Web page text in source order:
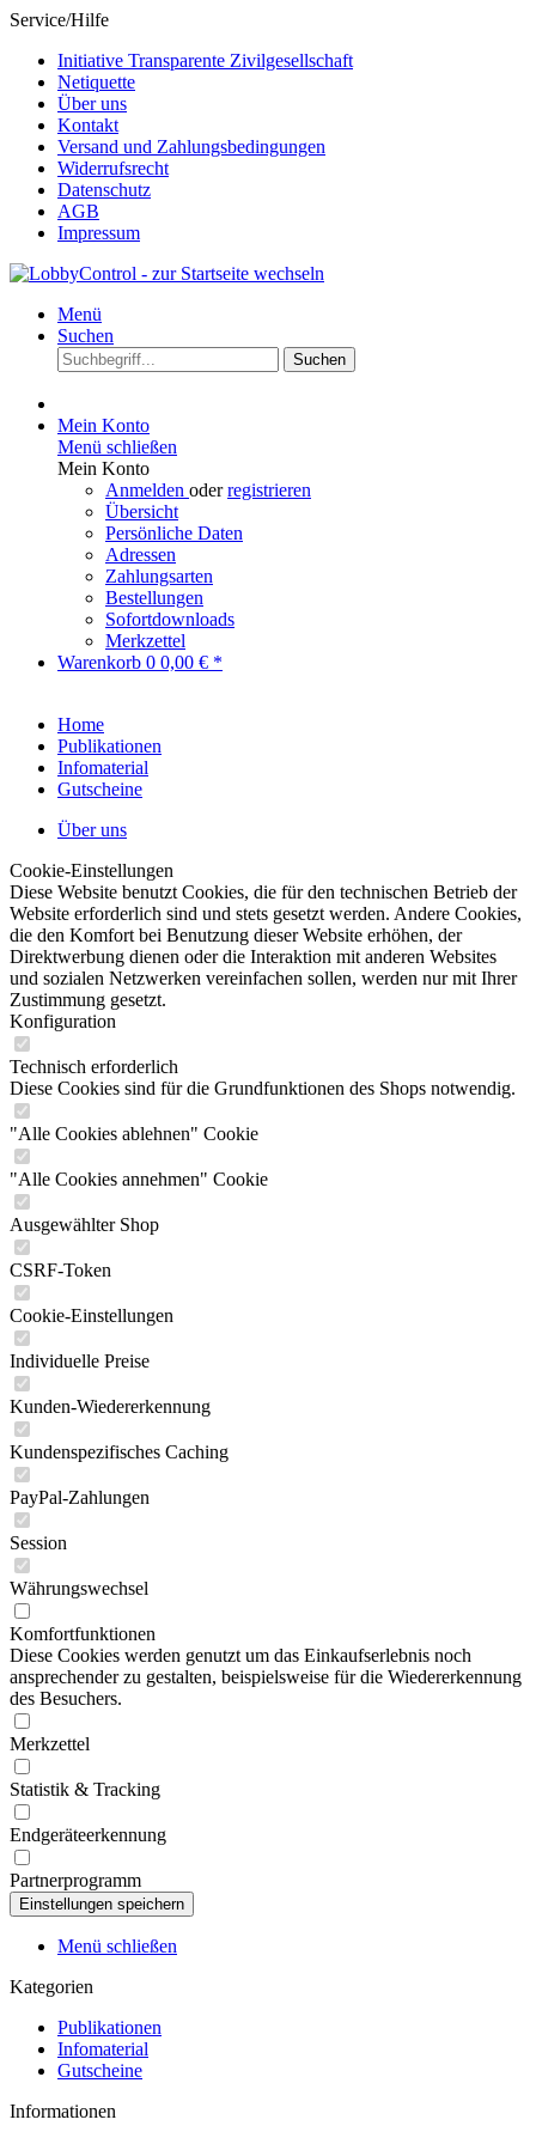
Service/Hilfe
Initiative Transparente Zivilgesellschaft
Netiquette
Über uns
Kontakt
Versand und Zahlungsbedingungen
Widerrufsrecht
Datenschutz
AGB
Impressum
Menü
Suchen
Suchen
Mein Konto
Menü schließen
Mein Konto
Anmelden oderregistrieren
Übersicht
Persönliche Daten
Adressen
Zahlungsarten
Bestellungen
Sofortdownloads
Merkzettel
Warenkorb 0 0,00 € *
Home
Publikationen
Infomaterial
Gutscheine
Über uns
Cookie-Einstellungen
Diese Website benutzt Cookies, die für den technischen Betrieb der
Website erforderlich sind und stets gesetzt werden. Andere Cookies,
die den Komfort bei Benutzung dieser Website erhöhen, der
Direktwerbung dienen oder die Interaktion mit anderen Websites
und sozialen Netzwerken vereinfachen sollen, werden nur mit Ihrer
Zustimmung gesetzt.
Konfiguration
Technisch erforderlich
Diese Cookies sind für die Grundfunktionen des Shops notwendig.
"Alle Cookies ablehnen" Cookie
"Alle Cookies annehmen" Cookie
Ausgewählter Shop
CSRF-Token
Cookie-Einstellungen
Individuelle Preise
Kunden-Wiedererkennung
Kundenspezifisches Caching
PayPal-Zahlungen
Session
Währungswechsel
Komfortfunktionen
Diese Cookies werden genutzt um das Einkaufserlebnis noch
ansprechender zu gestalten, beispielsweise für die Wiedererkennung
des Besuchers.
Merkzettel
Statistik & Tracking
Endgeräteerkennung
Partnerprogramm
Menü schließen
Kategorien
Publikationen
Infomaterial
Gutscheine
Informationen